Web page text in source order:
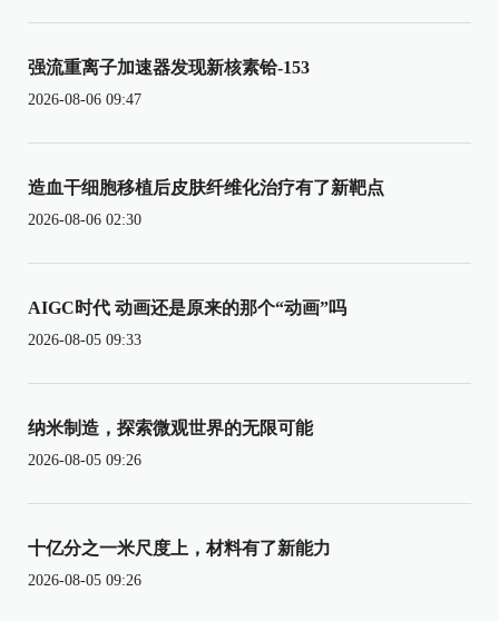
强流重离子加速器发现新核素铪-153
2026-08-06 09:47
造血干细胞移植后皮肤纤维化治疗有了新靶点
2026-08-06 02:30
AIGC时代 动画还是原来的那个“动画”吗
2026-08-05 09:33
纳米制造，探索微观世界的无限可能
2026-08-05 09:26
十亿分之一米尺度上，材料有了新能力
2026-08-05 09:26